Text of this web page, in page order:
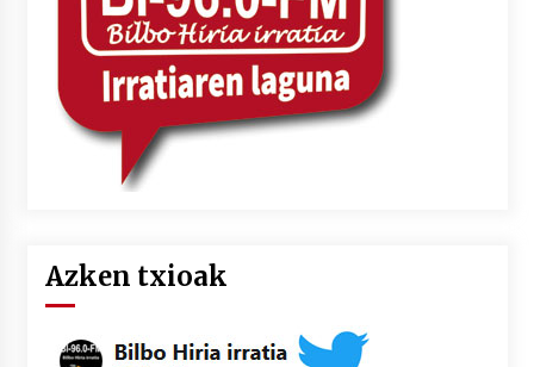
Azken txioak